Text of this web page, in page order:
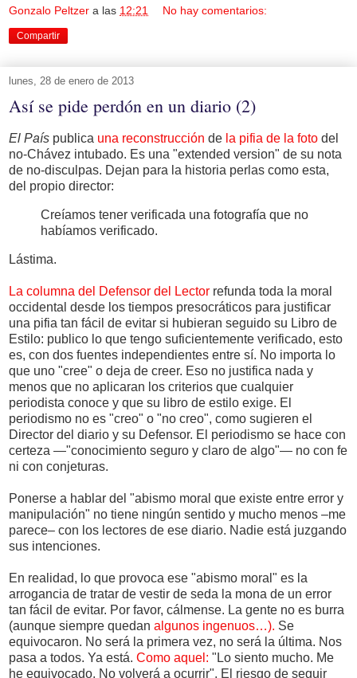
Gonzalo Peltzer a las 12:21 No hay comentarios:
Compartir
lunes, 28 de enero de 2013
Así se pide perdón en un diario (2)
El País publica una reconstrucción de la pifia de la foto del
no-Chávez intubado. Es una "extended version" de su nota
de no-disculpas. Dejan para la historia perlas como esta,
del propio director:
Creíamos tener verificada una fotografía que no
habíamos verificado.
Lástima.
La columna del Defensor del Lector refunda toda la moral
occidental desde los tiempos presocráticos para justificar
una pifia tan fácil de evitar si hubieran seguido su Libro de
Estilo: publico lo que tengo suficientemente verificado, esto
es, con dos fuentes independientes entre sí. No importa lo
que uno "cree" o deja de creer. Eso no justifica nada y
menos que no aplicaran los criterios que cualquier
periodista conoce y que su libro de estilo exige. El
periodismo no es "creo" o "no creo", como sugieren el
Director del diario y su Defensor. El periodismo se hace con
certeza —"conocimiento seguro y claro de algo"— no con fe
ni con conjeturas.
Ponerse a hablar del "abismo moral que existe entre error y
manipulación" no tiene ningún sentido y mucho menos –me
parece– con los lectores de ese diario. Nadie está juzgando
sus intenciones.
En realidad, lo que provoca ese "abismo moral" es la
arrogancia de tratar de vestir de seda la mona de un error
tan fácil de evitar. Por favor, cálmense. La gente no es burra
(aunque siempre quedan algunos ingenuos…). Se
equivocaron. No será la primera vez, no será la última. Nos
pasa a todos. Ya está. Como aquel: "Lo siento mucho. Me
he equivocado. No volverá a ocurrir". El riesgo de seguir